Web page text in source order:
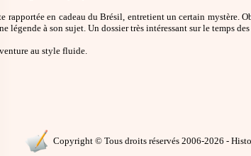
rapportée en cadeau du Brésil, entretient un certain mystère.
légende à son sujet. Un dossier très intéressant sur le temps
au style fluide.
Copyright © Tous droits réservés 2006-2026 -